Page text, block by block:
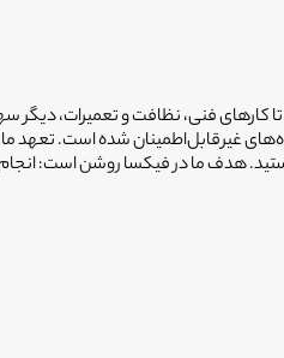
کارهای فنی، نظافت و تعمیرات،
غیرقابل‌اطمینان شده است. تعهد
هدف ما در فیکسا روشن است: